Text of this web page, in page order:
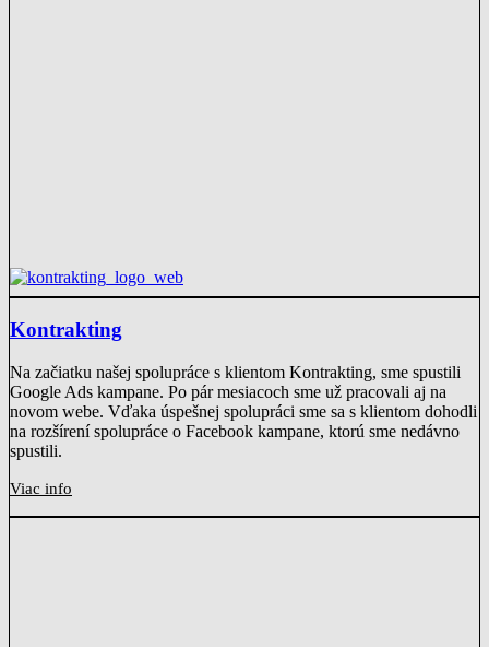
Kontrakting
Na začiatku našej spolupráce s klientom Kontrakting, sme spustili
Google Ads kampane. Po pár mesiacoch sme už pracovali aj na
novom webe. Vďaka úspešnej spolupráci sme sa s klientom dohodli
na rozšírení spolupráce o Facebook kampane, ktorú sme nedávno
spustili.
Viac info